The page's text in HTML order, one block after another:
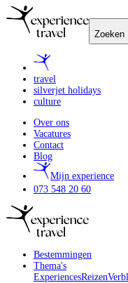
Zoeken
travel
silverjet holidays
culture
Over ons
Vacatures
Contact
Blog
Mijn experience
073 548 20 60
Bestemmingen
Thema's
ExperiencesReizen